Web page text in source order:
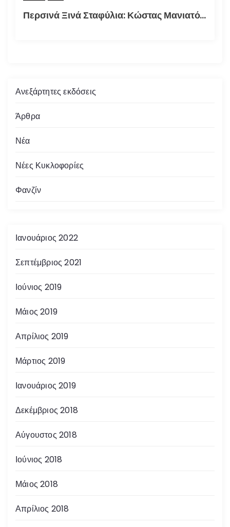
Περσινά Ξινά Σταφύλια: Κώστας Μανιατόπουλος “Αυτοσκατατροφή”, Έκθεση 2018
Ανεξάρτητες εκδόσεις
Άρθρα
Νέα
Νέες Κυκλοφορίες
Φανζίν
Ιανουάριος 2022
Σεπτέμβριος 2021
Ιούνιος 2019
Μάιος 2019
Απρίλιος 2019
Μάρτιος 2019
Ιανουάριος 2019
Δεκέμβριος 2018
Αύγουστος 2018
Ιούνιος 2018
Μάιος 2018
Απρίλιος 2018